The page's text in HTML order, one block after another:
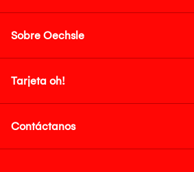
Sobre Oechsle
Tarjeta oh!
Contáctanos